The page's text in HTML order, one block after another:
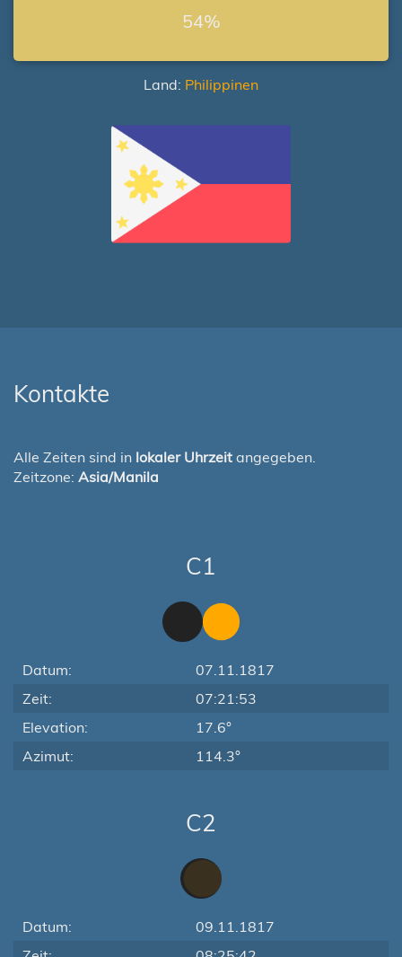
54%
Land: Philippinen
Kontakte
Alle Zeiten sind in lokaler Uhrzeit angegeben.
Zeitzone: Asia/Manila
C1
Datum:
07.11.1817
Zeit:
07:21:53
Elevation:
17.6°
Azimut:
114.3°
C2
Datum:
09.11.1817